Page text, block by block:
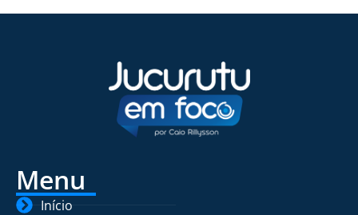
Menu
Início